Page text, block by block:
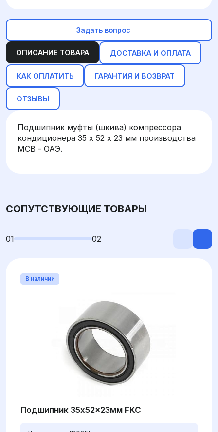
ОПИСАНИЕ ТОВАРА ДОСТАВКА И ОПЛАТА
КАК ОПЛАТИТЬ ГАРАНТИЯ И ВОЗВРАТ
ОТЗЫВЫ
Подшипник муфты (шкива) компрессора
кондиционера 35 х 52 х 23 мм производства
MCB - ОАЭ.
Задать вопрос
СОПУТСТВУЮЩИЕ ТОВАРЫ
01 02
В наличии
Подшипник 35x52x23мм FKC